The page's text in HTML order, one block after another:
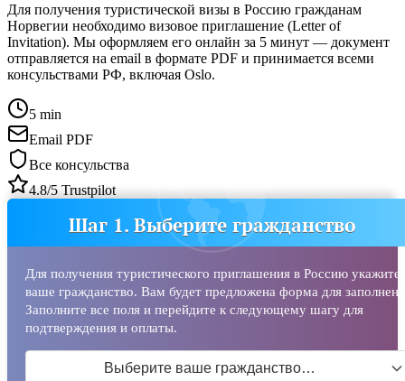
Для получения туристической визы в Россию гражданам
Норвегии необходимо визовое приглашение (Letter of
Invitation). Мы оформляем его онлайн за 5 минут — документ
отправляется на email в формате PDF и принимается всеми
консульствами РФ, включая Oslo.
5 min
Email PDF
Все консульства
4.8/5 Trustpilot
Шаг 1. Выберите гражданство
Для получения туристического приглашения в Россию укажите
ваше гражданство. Вам будет предложена форма для
Заполните все поля и перейдите к следующему шагу для
подтверждения и оплаты.
Выберите ваше гражданство…